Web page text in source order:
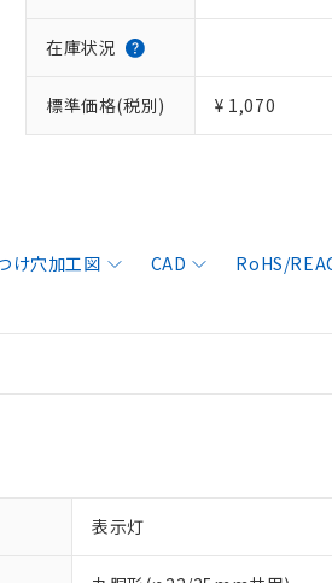
在庫状況
標準価格(税別) ¥ 1,070
け穴加工図 CAD RoHS/
表示灯